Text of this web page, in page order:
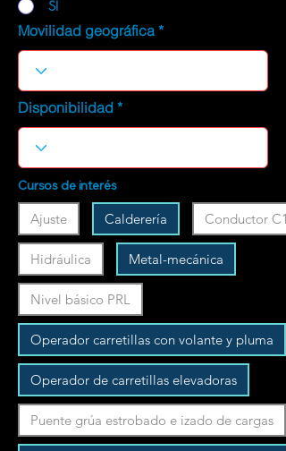
SI
Movilidad geográfica
Disponibilidad
Cursos de interés
Ajuste Calderería Conductor C1
Hidráulica Metal-mecánica
Nivel básico PRL
Operador carretillas con volante y pluma
Operador de carretillas elevadoras
Puente grúa estrobado e izado de cargas